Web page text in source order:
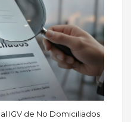
IGV de No Domiciliados